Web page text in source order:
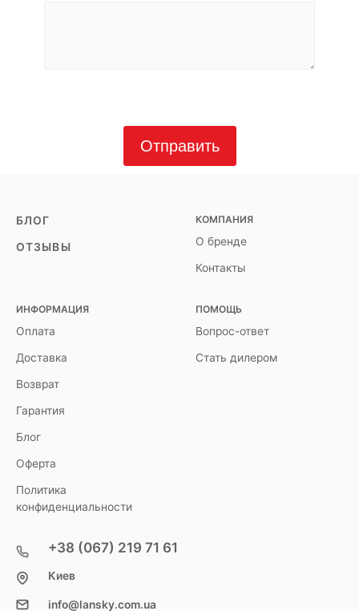
Отправить
БЛОГ
ОТЗЫВЫ
КОМПАНИЯ
О бренде
Контакты
ИНФОРМАЦИЯ
Оплата
Доставка
Возврат
Гарантия
Блог
Оферта
Политика
конфиденциальности
ПОМОЩЬ
Вопрос-ответ
Стать дилером
+38 (067) 219 71 61
Киев
info@lansky.com.ua